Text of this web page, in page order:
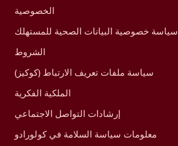
الخصوصية
سياسة خصوصية البيانات الصحية للمستهلك
الشروط
سياسة ملفات تعريف الارتباط (كوكيز)
الملكية الفكرية
إرشادات التواصل الاجتماعي
معلومات سياسة السلامة في كولورادو